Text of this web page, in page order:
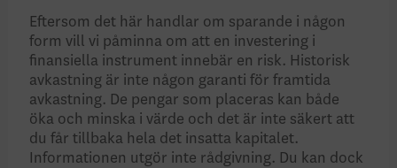
Eftersom det här handlar om sparande i någon
form vill vi påminna om att en investering i
finansiella instrument innebär en risk. Historisk
avkastning är inte någon garanti för framtida
avkastning. De pengar som placeras kan både
öka och minska i värde och det är inte säkert att
du får tillbaka hela det insatta kapitalet.
Informationen utgör inte rådgivning. Du kan dock